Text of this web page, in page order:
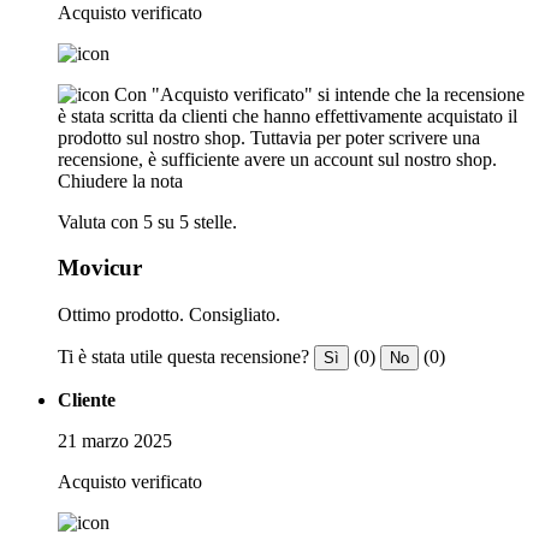
Acquisto verificato
Con "Acquisto verificato" si intende che la recensione
è stata scritta da clienti che hanno effettivamente acquistato il
prodotto sul nostro shop. Tuttavia per poter scrivere una
recensione, è sufficiente avere un account sul nostro shop.
Chiudere la nota
Valuta con 5 su 5 stelle.
Movicur
Ottimo prodotto. Consigliato.
Ti è stata utile questa recensione? Sì (0) No (0)
Cliente
21 marzo 2025
Acquisto verificato